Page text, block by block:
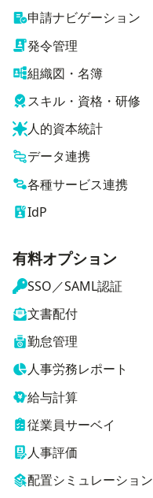
申請ナビゲーション
発令管理
組織図・名簿
スキル・資格・研修
人的資本統計
データ連携
各種サービス連携
IdP
有料オプション
SSO／SAML認証
文書配付
勤怠管理
人事労務レポート
給与計算
従業員サーベイ
人事評価
配置シミュレーション